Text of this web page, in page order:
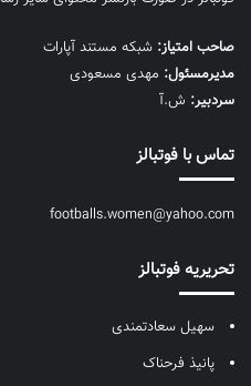
صاحب امتیاز: شبکه مستند آپارات
مديرمسئول: مهدی مسعودی
سردبیر: ش.آ
تماس با فوتبالز
footballs.women@yahoo.com
تحریریه فوتبالز
سهیل سعادتمندی
پانیذ فرحناک